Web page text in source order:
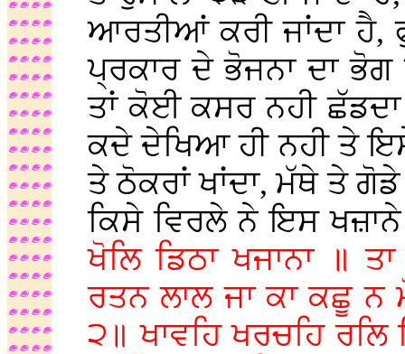
ਆਰਤੀਆਂ ਕਰੀ ਜਾਂਦਾ ਹੈ,
ਪ੍ਰਕਾਰ ਦੇ ਭੋਜਨਾ ਦਾ
ਤਾਂ ਕੋਈ ਕਸਰ ਨਹੀ
ਕਦੇ ਦੇਖਿਆ ਹੀ ਨਹੀ ਤੇ
ਤੇ ਠੋਕਰਾਂ ਖਾਂਦਾ, ਮੱਥੇ ਤੇ
ਕਿਸੇ ਵਿਰਲੇ ਨੇ ਇਸ
ਖੋਲਿ ਡਿਠਾ ਖਜਾਨਾ ॥
ਰਤਨ ਲਾਲ ਜਾ ਕਾ ਕਛੂ
੨॥ ਖਾਵਹਿ ਖਰਚਹਿ